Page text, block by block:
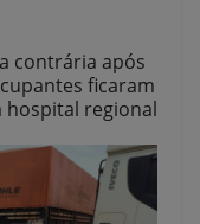
contrária após
ficaram
hospital regional